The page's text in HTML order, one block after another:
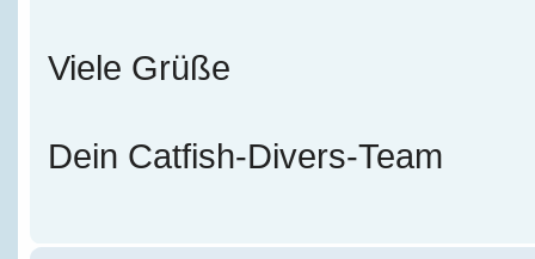
Viele Grüße
Dein Catfish-Divers-Team